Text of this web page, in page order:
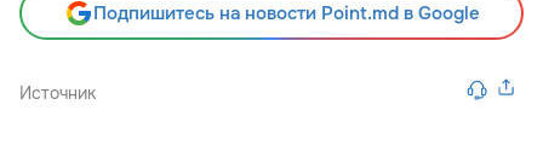
Подпишитесь на новости Point.md в Google
Источник